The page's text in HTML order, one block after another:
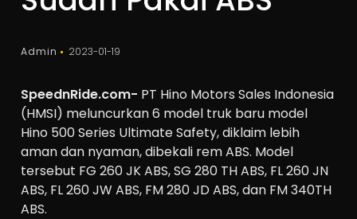
Admin 2023-01-19
SpeednRide.com- PT Hino Motors Sales Indonesia
(HMSI) meluncurkan 6 model truk baru model
Hino 500 Series Ultimate Safety, diklaim lebih
aman dan nyaman, dibekali rem ABS. Model
tersebut FG 260 JK ABS, SG 280 TH ABS, FL 260 JN
ABS, FL 260 JW ABS, FM 280 JD ABS, dan FM 340TH
ABS.